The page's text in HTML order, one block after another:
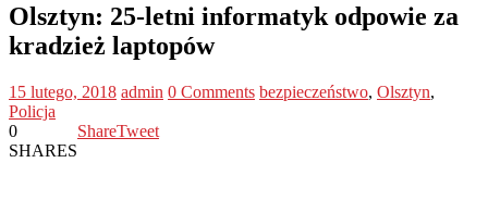
Olsztyn: 25-letni informatyk odpowie za
kradzież laptopów
15 lutego, 2018 admin 0 Comments bezpieczeństwo, Olsztyn,
Policja
0
SHARES
ShareTweet